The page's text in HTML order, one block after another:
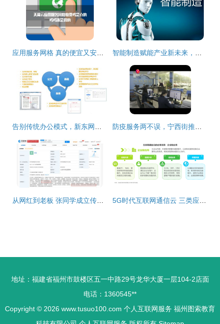
地址：福建省福州市鼓楼区五一中路29号龙华大厦一层104-2店面
电话：1360545**
Copyright © 2026 www.tusuo100.com 个人互联网服务 福州图索教育